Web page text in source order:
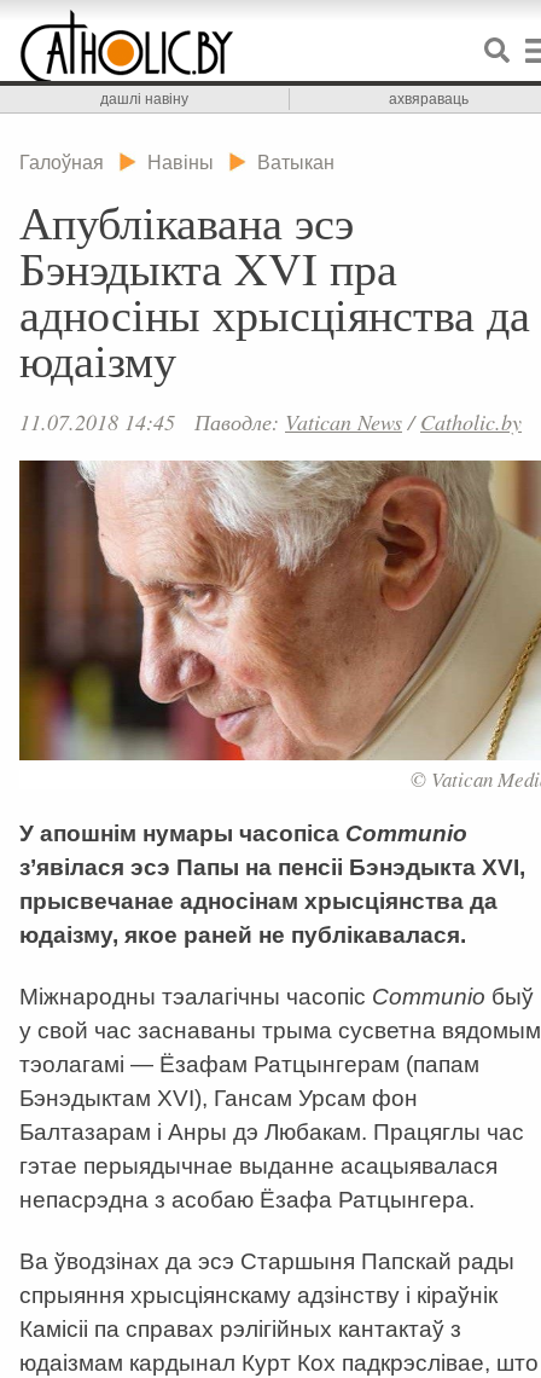
дашлі навіну ахвяраваць
Галоўная Навіны Ватыкан
Апублікавана эсэ
Бэнэдыкта XVI пра
адносіны хрысціянства да
юдаізму
11.07.2018 14:45 Паводле: Vatican News/Catholic.by
© Vatican
У апошнім нумары часопіса Communio
з’явілася эсэ Папы на пенсіі Бэнэдыкта XVI,
прысвечанае адносінам хрысціянства да
юдаізму, якое раней не публікавалася.
Міжнародны тэалагічны часопіс Communio быў
у свой час заснаваны трыма сусветна
тэолагамі — Ёзафам Ратцынгерам (папам
Бэнэдыктам XVI), Гансам Урсам фон
Балтазарам і Анры дэ Любакам. Працяглы час
гэтае перыядычнае выданне асацыявалася
непасрэдна з асобаю Ёзафа Ратцынгера.
Ва ўводзінах да эсэ Старшыня Папскай рады
спрыяння хрысціянскаму адзінству і кіраўнік
Камісіі па справах рэлігійных кантактаў з
юдаізмам кардынал Курт Кох падкрэслівае, што